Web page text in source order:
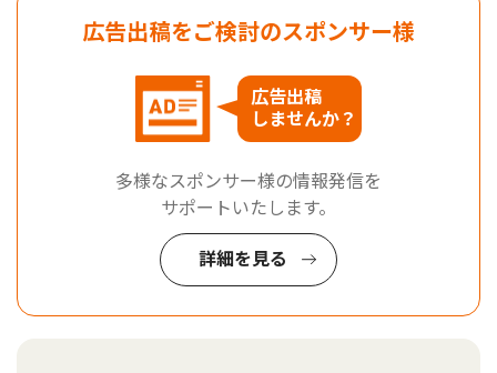
広告出稿をご検討のスポンサー様
広告出稿
しませんか？
多様なスポンサー様の情報発信を
サポートいたします。
詳細を見る